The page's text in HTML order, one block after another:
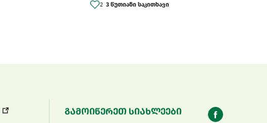
2 3 წუთიანი საკითხავი
გამოიწერეთ სიახლეები